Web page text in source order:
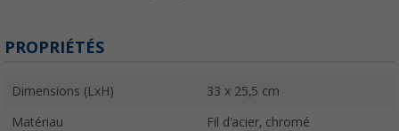
PROPRIÉTÉS
Dimensions (LxH) 33 x 25,5 cm
Matériau Fil d'acier, chromé